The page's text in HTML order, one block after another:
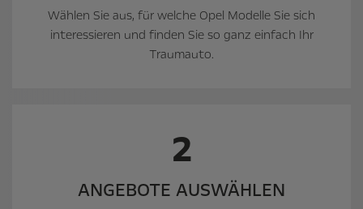
Wählen Sie aus, für welche Opel Modelle Sie sich
interessieren und finden Sie so ganz einfach Ihr
Traumauto.
2
ANGEBOTE AUSWÄHLEN